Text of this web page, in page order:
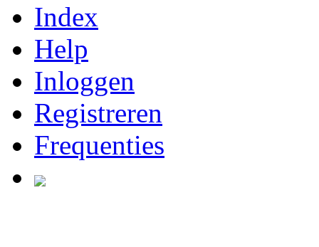
Index
Help
Inloggen
Registreren
Frequenties